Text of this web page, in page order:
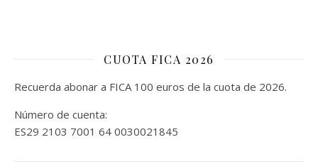
CUOTA FICA 2026
Recuerda abonar a FICA 100 euros de la cuota de 2026.
Número de cuenta:
ES29 2103 7001 64 0030021845